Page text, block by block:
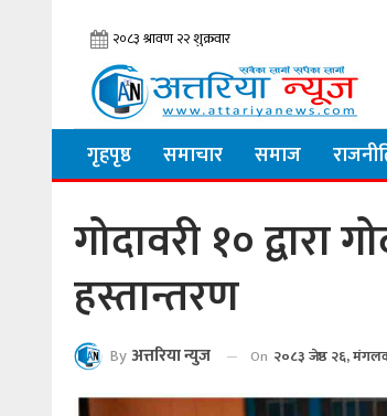
गृहपृष्ठ समाचार समाज
गोदावरी १० द्वारा
हस्तान्तरण
By अत्तरिया न्युज On २०८३ जेष्ठ २६,